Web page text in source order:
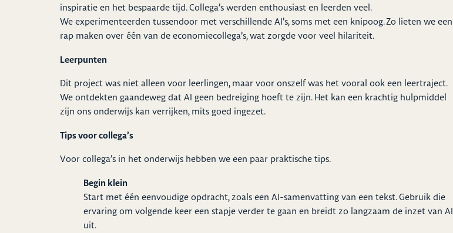
inspiratie en het bespaarde tijd. Collega’s werden enthousiast en leerden veel.
We experimenteerden tussendoor met verschillende AI’s, soms met een knipoog. Zo lieten we een
rap maken over één van de economiecollega’s, wat zorgde voor veel hilariteit.
Leerpunten
Dit project was niet alleen voor leerlingen, maar voor onszelf was het vooral ook een leertraject.
We ontdekten gaandeweg dat AI geen bedreiging hoeft te zijn. Het kan een krachtig hulpmiddel
zijn ons onderwijs kan verrijken, mits goed ingezet.
Tips voor collega’s
Voor collega’s in het onderwijs hebben we een paar praktische tips.
Begin klein
Start met één eenvoudige opdracht, zoals een AI-samenvatting van een tekst. Gebruik die
ervaring om volgende keer een stapje verder te gaan en breidt zo langzaam de inzet van AI
uit.